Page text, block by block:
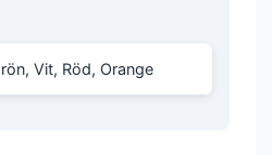
Vit, Röd, Orange